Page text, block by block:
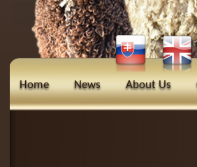
Home News About Us